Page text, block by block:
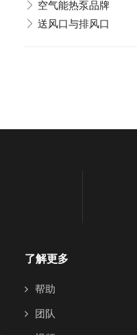
空气能热泵品牌
送风口与排风口
了解更多
帮助
团队